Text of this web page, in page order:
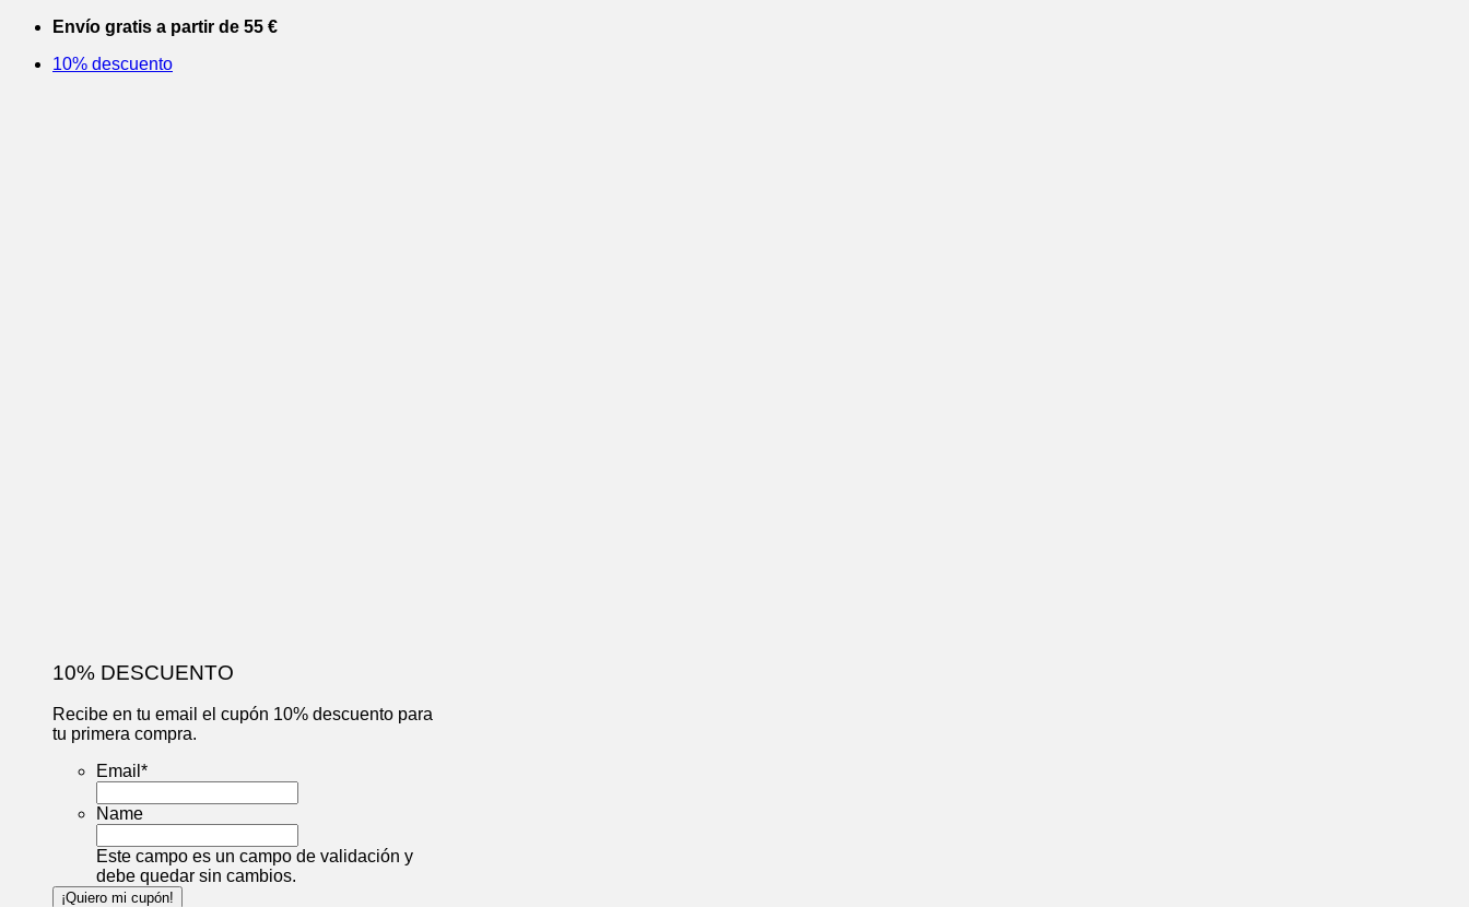
Saltar
contenido
Envío gratis a partir de 55 €
10% descuento
10% DESCUENTO
Recibe en tu email el cupón 10% descuento para
tu primera compra.
Email *
Name
Este campo es un campo de validación y
debe quedar sin cambios.